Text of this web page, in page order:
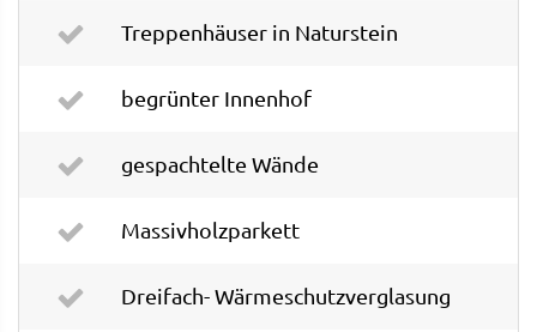
Treppenhäuser in Naturstein
begrünter Innenhof
gespachtelte Wände
Massivholzparkett
Dreifach- Wärmeschutzverglasung